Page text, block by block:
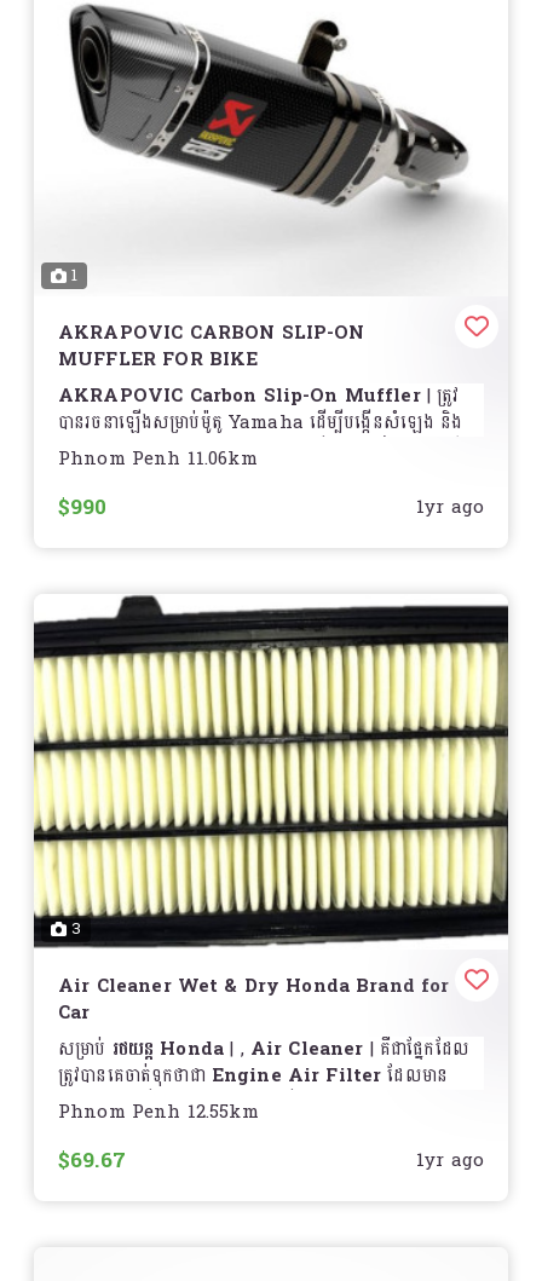
រលូន
ការពារខ្ពស់ – កាត់បន្ថយការពាក់សឹក និងបន្ថែមអាយុកាលប្រព័ន្ធ
កាំបិត
ធន់នឹងកំដៅខ្ពស់ – បញ្ជាក់បន្ថែមនូវលំហូរស្រាលនៅសីតុណ្ហភាព
ខ្ពស់
ការពារច្រេះនិងច្រាស – ការពារប្រព័ន្ធកាំបិតរបស់អ្នកពីការច្រេះ
– ផ្តល់ការបញ្ចូលលាងស្អាតស្រួលក្នុងលក្ខខណ្ឌ
សមស្របសម្រាប់
ម៉ូតូBajaj គ្រប់ប្រភេទដូចជា
ម៉ូតូប៉ុន្មានប្រភេទផ្សេងទៀតដែលត្រូវការប្រេងសេរីគុណភាពខ្ពស់
អាណិតអាណោច គោរពតាមការណែនាំរបស់ក្រុមហ៊ុនផលិតដើម្បី
បំផុសលទ្ធផលល្អបំផុត
ទំហំ 100ml, 200ml, 500ml
ការជ្រើសរើសល្អបំផុតដើម្បីការពារប្រព័ន្ធកាំបិតម៉ូតូរបស់អ្នក!
Bajaj Bike Gear Oil – High-Performance
Lubrication
Keep your bike running smoothly withBajaj
Gear Oil, specially formulated for
motorcycles to ensure optimal performance
and protection.
Key Features:
Smooth Gear Shifting – Reduces friction
for seamless gear transitions.
– Prevents wear and
tear, extending gearbox life.
Heat Resistance
high temperatures for consistent
performance.
Anti-Rust & Corrosion
– Protects gears
from rust, ensuring long-term durability.
Optimized Viscosity
– Ensures proper
lubrication under various riding conditions.
1
AKRAPOVIC CARBON SLIP-ON
MUFFLER FOR BIKE
AKRAPOVIC Carbon Slip-On Muffler ត្រូវ
បានរចនាឡើងសម្រាប់ម៉ូតូ Yamaha ដើម្បីបង្កើនសំឡេង និង
បន្ថែមការអនុវត្តតាមកម្រិតកំពូលក្នុងការបើកបរ ប្រព័ន្ធឧបករណ៍
ដែលមានភាពធន់ទ្រាំ និងទំនើប
ការបញ្ចេញសំឡេងល្អប្រសើរ – ផ្តល់សំឡេងកាំបិតដែលមានភាព
ច្បាស់ និងកំដៅជាមួយសំឡេងក្រិតចាស់
ការរចនាគំនូរថ្មី
– មានរូបរាងទំនើប ហើយផ្តល់ភាពស្អាតសម្រាប់
ម៉ូតូ Yamaha របស់អ្នក
សម្ភារៈ Carbon Fiber – បង្កើនស្នាដៃដែលមានទំងន់ថយចុះ
និងមានភាពធន់នឹងការប្រើប្រាស់ជារយៈពេលវែង
សមស្របសម្រាប់ម៉ូតូ Yamaha
– ប្រើសម្រាប់ម៉ូតូ
Yamaha
YZF-R1, YZF-R6, MT-09, MT-07 និងម៉ូតូ
Yamaha ផ្សេងៗដែលមានប្រព័ន្ធចេញសំឡេងប្រភេទ Slip-
On
ប្រើប្រាស់បានយូរ– មានជីវិតប្រើប្រាស់យូរនិងទទួលការជួយថែរក្សា
នៅក្រោមស្ថានភាពអាកាសធាតុខុសៗគ្នា
មានភាពងាយស្រួលក្នុងការតំឡើងដោយមិនចាំបាច់ផ្លាស់
ប្ដូរផ្នែកសំខាន់ៗជាច្រើន
តម្លៃសូមទាក់ទងសម្រាប់ព័ត៌មានលម្អិត
ជ្រើសរើស AKRAPOVIC Carbon Slip-On
Muffler ដើម្បីទទួលបានសំឡេងប្រកបដោយស្ទីល និងបន្ថែម
Phnom Penh 11.06km
$990 1yr ago
3
Air Cleaner Wet & Dry Honda Brand for
Car
សម្រាប់ រថយន្ត Honda , Air Cleaner គឺជាផ្នែកដែល
ត្រូវបានគេចាត់ទុកថាជា Engine Air Filterដែលមាន
មុខងារផ្ទុកធូលី និងសំណល់ ឲ្យទៅពីអាកាសដែលចូលទៅក្នុង
សម្រាប់រថយន្ត Honda:
Phnom Penh 12.55km
$69.67 1yr ago